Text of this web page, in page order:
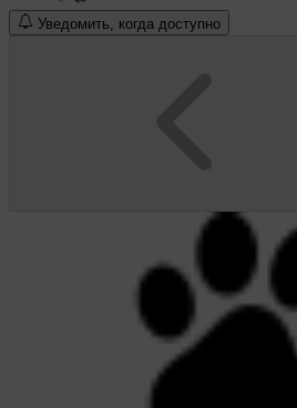
Уведомить, когда доступно